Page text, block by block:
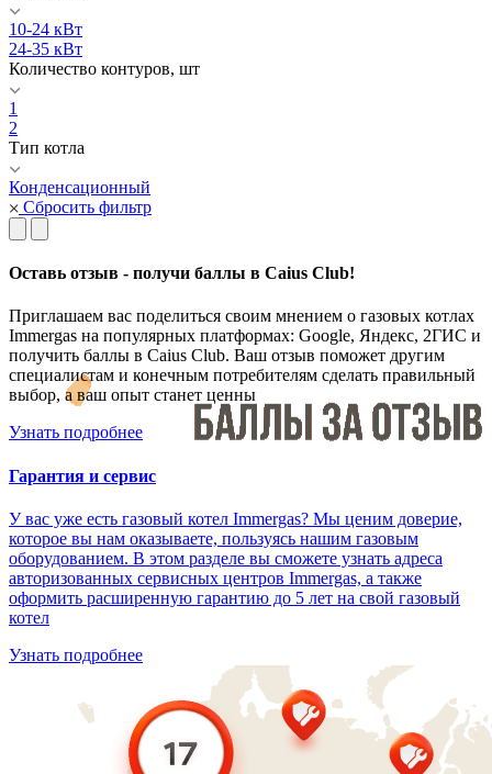
10-24 кВт
24-35 кВт
Количество контуров, шт
1
2
Тип котла
Конденсационный
Сбросить фильтр
Оставь отзыв - получи баллы в Caius Club!
Приглашаем вас поделиться своим мнением о газовых котлах
Immergas на популярных платформах: Google, Яндекс, 2ГИС и
получить баллы в Caius Club. Ваш отзыв поможет другим
специалистам и конечным потребителям сделать правильный
выбор, а ваш опыт станет ценны
Узнать подробнее
Гарантия и сервис
У вас уже есть газовый котел Immergas? Мы ценим доверие,
которое вы нам оказываете, пользуясь нашим газовым
оборудованием. В этом разделе вы сможете узнать адреса
авторизованных сервисных центров Immergas, а также
оформить расширенную гарантию до 5 лет на свой газовый
котел
Узнать подробнее